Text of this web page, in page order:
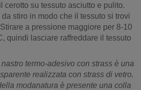
cerotto su tessuto asciutto e pulito.
stiro in modo che il tessuto si trovi
a pressione maggiore per 8-10
quindi lasciare raffreddare il tessuto
nastro termo-adesivo con strass è una
realizzata con strass di vetro.
modanatura è presente una colla